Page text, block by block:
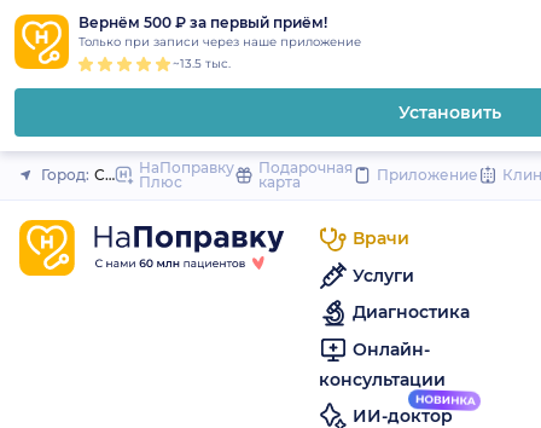
Вернём 500 ₽ за первый приём!
Только при записи через наше приложение
~13.5 тыс.
Установить
Закрыть
Город: Санкт-Петербург
НаПоправку
Плюс
Подарочная
карта
Приложение
Врачи
Услуги
Диагностика
Онлайн-
консультации
ИИ-доктор